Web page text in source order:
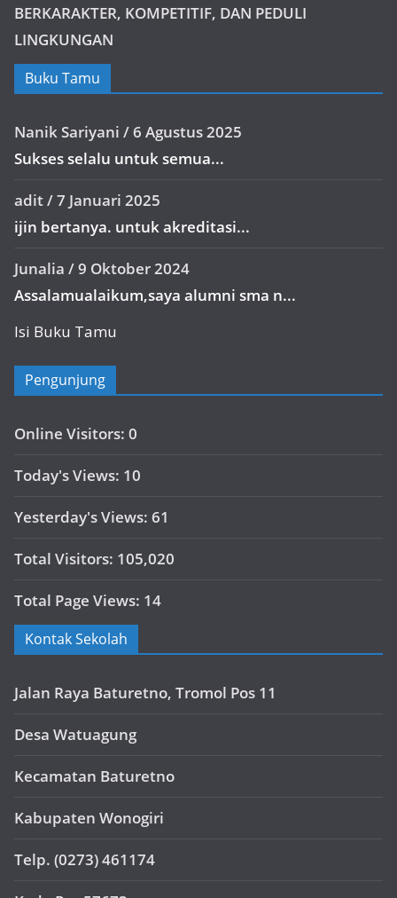
BERKARAKTER, KOMPETITIF, DAN PEDULI
LINGKUNGAN
Buku Tamu
Nanik Sariyani /6 Agustus 2025
Sukses selalu untuk semua...
adit/7 Januari 2025
ijin bertanya. untuk akreditasi...
Junalia /9 Oktober 2024
Assalamualaikum,saya alumni sma n...
Isi Buku Tamu
Pengunjung
Online Visitors: 0
Today's Views: 10
Yesterday's Views: 61
Total Visitors: 105,020
Total Page Views: 14
Kontak Sekolah
Jalan Raya Baturetno, Tromol Pos 11
Desa Watuagung
Kecamatan Baturetno
Kabupaten Wonogiri
Telp. (0273) 461174